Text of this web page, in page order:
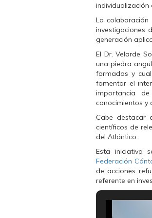
i
e
n
F
a
c
e
b
o
o
k
(
S
e
a
b
e
e
n
u
a
v
e
n
a
n
n
i
e
n
T
w
i
t
e
S
e
a
b
r
e
e
n
u
n
v
e
n
t
n
a
u
i
e
n
h
a
s
A
p
p
(
S
e
a
b
e
e
a
v
e
n
a
n
n
individualización
La
investigaciones
generación
El Dr. Velarde
una piedra
formados y
fomentar el
importancia de
conocimientos y
Cabe destacar
científicos de
del Atlántico.
Esta iniciativa
Federación
de acciones
referente en